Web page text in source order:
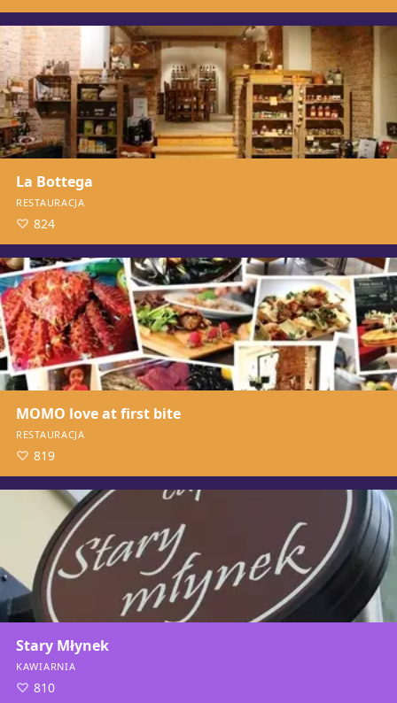
La Bottega
RESTAURACJA
824
MOMO love at first bite
RESTAURACJA
819
Stary Młynek
KAWIARNIA
810